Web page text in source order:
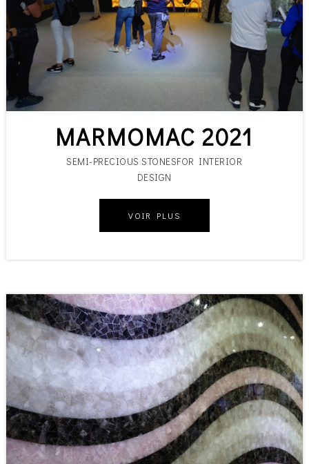
MARMOMAC 2021
SEMI-PRECIOUS STONESFOR INTERIOR
DESIGN
VOIR PLUS